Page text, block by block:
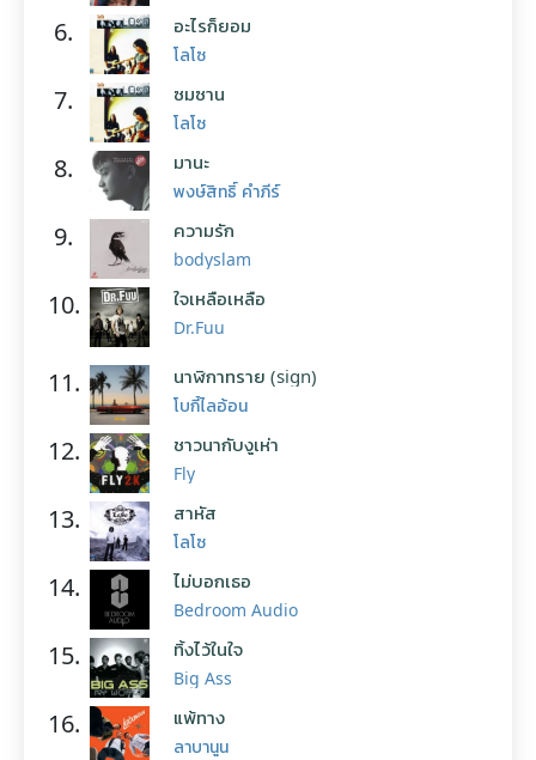
6. อะไรก็ยอม
โลโซ
7. ซมซาน
โลโซ
8. มานะ
พงษ์สิทธิ์ คำภีร์
9. ความรัก
bodyslam
10. ใจเหลือเหลือ
Dr.Fuu
11. นาฬิกาทราย (sign)
โบกี้ไลอ้อน
12. ชาวนากับงูเห่า
Fly
13. สาหัส
โลโซ
14. ไม่บอกเธอ
Bedroom Audio
15. ทิ้งไว้ในใจ
Big Ass
16. แพ้ทาง
ลาบานูน